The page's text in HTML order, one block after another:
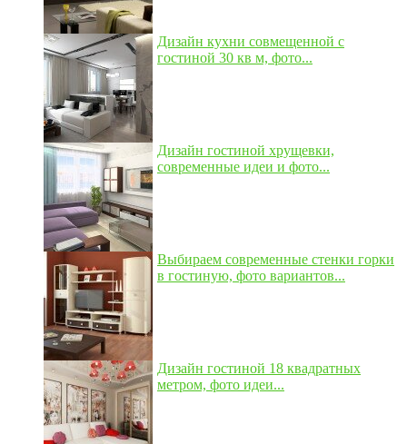
Дизайн кухни совмещенной с
гостиной 30 кв м, фото...
Дизайн гостиной хрущевки,
современные идеи и фото...
Выбираем современные стенки горки
в гостиную, фото вариантов...
Дизайн гостиной 18 квадратных
метром, фото идеи...